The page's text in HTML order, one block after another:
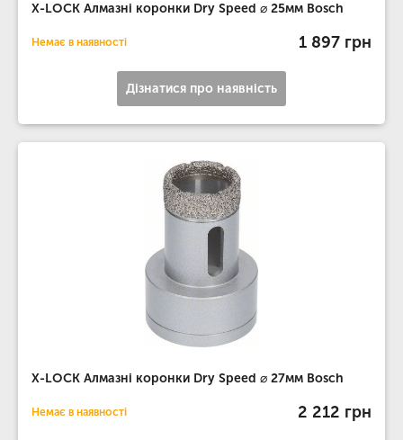
X-LOCK Алмазні коронки Dry Speed ​​⌀ 25мм Bosch
Немає в наявності 1 897 грн
Дізнатися про наявність
X-LOCK Алмазні коронки Dry Speed ​​⌀ 27мм Bosch
Немає в наявності 2 212 грн